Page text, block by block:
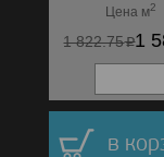
Цена м2
1 822.75p1
в